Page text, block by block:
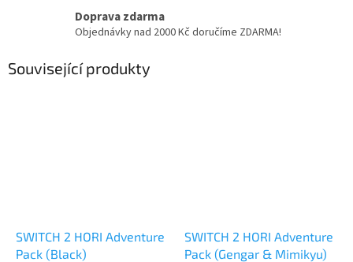
Doprava zdarma
Objednávky nad 2000 Kč doručíme ZDARMA!
Související produkty
SWITCH 2 HORI Adventure
Pack (Black)
SWITCH 2 HORI Adventure
Pack (Gengar & Mimikyu)